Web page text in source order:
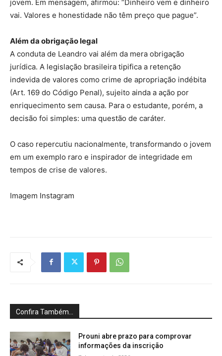
jovem. Em mensagem, afirmou: “Dinheiro vem e dinheiro
vai. Valores e honestidade não têm preço que pague”.
Além da obrigação legal
A conduta de Leandro vai além da mera obrigação
jurídica. A legislação brasileira tipifica a retenção
indevida de valores como crime de apropriação indébita
(Art. 169 do Código Penal), sujeito ainda a ação por
enriquecimento sem causa. Para o estudante, porém, a
decisão foi simples: uma questão de caráter.
O caso repercutiu nacionalmente, transformando o jovem
em um exemplo raro e inspirador de integridade em
tempos de crise de valores.
Imagem Instagram
Confira Também...
Prouni abre prazo para comprovar
informações da inscrição